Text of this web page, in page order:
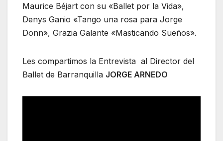
Maurice Béjart con su «Ballet por la Vida»,
Denys Ganio «Tango una rosa para Jorge
Donn», Grazia Galante «Masticando Sueños».
Les compartimos la Entrevista al Director del
Ballet de Barranquilla JORGE ARNEDO